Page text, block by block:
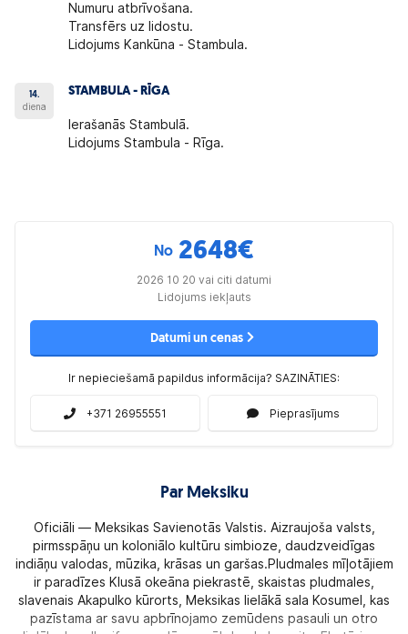
Numuru atbrīvošana.
Transfērs uz lidostu.
Lidojums Kankūna - Stambula.
14.
diena
STAMBULA - RĪGA
Ierašanās Stambulā.
Lidojums Stambula - Rīga.
No 2648€
2026 10 20 vai citi datumi
Lidojums iekļauts
Datumi un cenas
Ir nepieciešamā papildus informācija? SAZINĀTIES:
+371 26955551 Pieprasījums
Par Meksiku
Oficiāli — Meksikas Savienotās Valstis. Aizraujoša valsts,
pirmsspāņu un koloniālo kultūru simbioze, daudzveidīgas
indiāņu valodas, mūzika, krāsas un garšas.Pludmales mīļotājiem
ir paradīzes Klusā okeāna piekrastē, skaistas pludmales,
slavenais Akapulko kūrorts, Meksikas lielākā sala Kosumel, kas
pazīstama ar savu apbrīnojamo zemūdens pasauli un otro